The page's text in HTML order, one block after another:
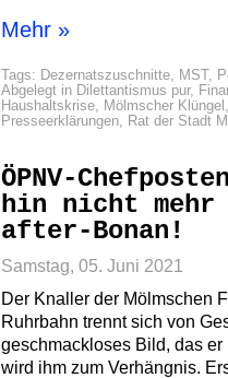
Mehr »
Tags: Dezernatszuschnitte, MST,
Abgelegt in Dilettantismus pur,
Haushaltskrise, Mölmscher Klüngel
Presseerklärungen, Rat der Stadt
ÖPNV-
hin nicht mehr
after-Bonan!
Samstag, 05. Juni 2021
Der Knaller der Mölmschen
Ruhrbahn trennt sich von
geschmackloses Bild, das
wird ihm zum Verhängnis.